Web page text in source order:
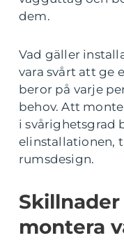
dem.
Vad gäller
vara svårt att ge
beror på varje
behov. Att
i svårighetsgrad
elinstallationen,
rumsdesign.
montera